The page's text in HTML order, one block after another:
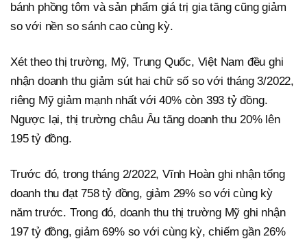
bánh phồng tôm và sản phẩm giá trị gia tăng cũng giảm
so với nền so sánh cao cùng kỳ.
Xét theo thị trường, Mỹ, Trung Quốc, Việt Nam đều ghi
nhận doanh thu giảm sút hai chữ số so với tháng 3/2022,
riêng Mỹ giảm mạnh nhất với 40% còn 393 tỷ đồng.
Ngược lại, thị trường châu Âu tăng doanh thu 20% lên
195 tỷ đồng.
Trước đó, trong tháng 2/2022, Vĩnh Hoàn ghi nhận tổng
doanh thu đạt 758 tỷ đồng, giảm 29% so với cùng kỳ
năm trước. Trong đó, doanh thu thị trường Mỹ ghi nhận
197 tỷ đồng, giảm 69% so với cùng kỳ, chiếm gần 26%